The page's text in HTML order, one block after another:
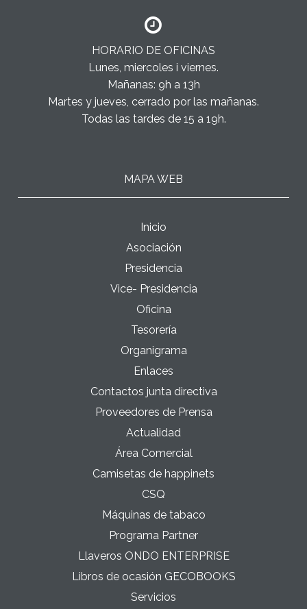
HORARIO DE OFICINAS
Lunes, miercoles i viernes.
Mañanas: 9h a 13h
Martes y jueves, cerrado por las mañanas.
Todas las tardes de 15 a 19h.
MAPA WEB
Inicio
Asociación
Presidencia
Vice- Presidencia
Oficina
Tesorería
Organigrama
Enlaces
Contactos junta directiva
Proveedores de Prensa
Actualidad
Área Comercial
Camisetas de happinets
CSQ
Máquinas de tabaco
Programa Partner
Llaveros ONDO ENTERPRISE
Libros de ocasión GECOBOOKS
Servicios